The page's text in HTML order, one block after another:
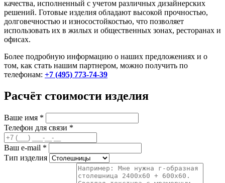
качества, исполненный с учетом различных дизайнерских
решений. Готовые изделия обладают высокой прочностью,
долговечностью и износостойкостью, что позволяет
использовать их в жилых и общественных зонах, ресторанах и
офисах.
Более подробную информацию о наших предложениях и о
том, как стать нашим партнером, можно получить по
телефонам: +7 (495) 773-74-39
Расчёт стоимости изделия
Ваше имя *
Телефон для связи *
Ваш e-mail *
Тип изделия